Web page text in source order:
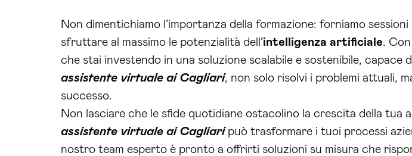
Non dimentichiamo l’importanza della formazione: forniamo
sfruttare al massimo le potenzialità dell’intelligenza artificiale.
che stai investendo in una soluzione scalabile e sostenibile,
assistente virtuale ai Cagliari, non solo risolvi i problemi attuali,
successo.
Non lasciare che le sfide quotidiane ostacolino la crescita della tua
assistente virtuale ai Cagliaripuò trasformare i tuoi processi
nostro team esperto è pronto a offrirti soluzioni su misura che